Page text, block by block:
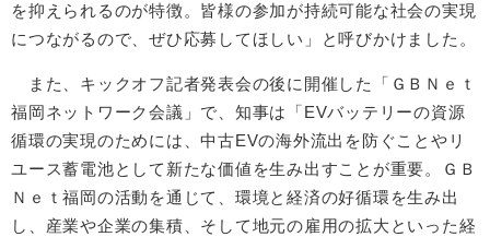
を抑えられるのが特徴。皆様の参加が持続可能な社会の実現
につながるので、ぜひ応募してほしい」と呼びかけました。
また、キックオフ記者発表会の後に開催した「ＧＢＮｅｔ
福岡ネットワーク会議」で、知事は「EVバッテリーの資源
循環の実現のためには、中古EVの海外流出を防ぐことやリ
ユース蓄電池として新たな価値を生み出すことが重要。ＧＢ
Ｎｅｔ福岡の活動を通じて、環境と経済の好循環を生み出
し、産業や企業の集積、そして地元の雇用の拡大といった経